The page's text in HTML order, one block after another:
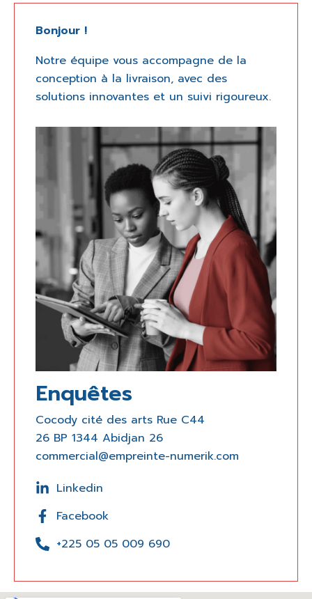
Bonjour !
Notre équipe vous accompagne de la
conception à la livraison, avec des
solutions innovantes et un suivi rigoureux.
Enquêtes
Cocody cité des arts Rue C44
26 BP 1344 Abidjan 26
commercial@empreinte-numerik.com
Linkedin
Facebook
+225 05 05 009 690